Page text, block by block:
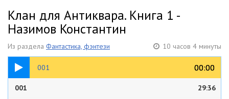
Клан для Антиквара. Книга 1 -
Назимов Константин
Из раздела Фантастика, фэнтези 10 часов 4 минуты
001 00:00
00:00
29:36
001 29:36